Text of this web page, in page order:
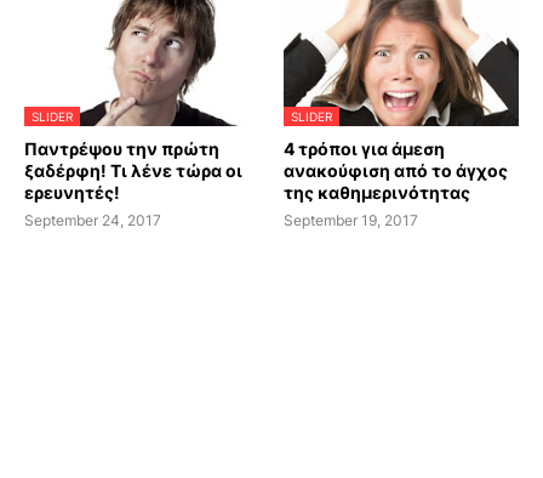
SLIDER
Παντρέψου την πρώτη
ξαδέρφη! Τι λένε τώρα οι
ερευνητές!
September 24, 2017
SLIDER
4 τρόποι για άμεση
ανακούφιση από το άγχος
της καθημερινότητας
September 19, 2017